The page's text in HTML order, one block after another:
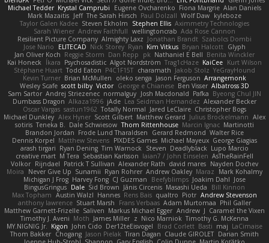
Michael Tedder Krystal Camprubi Eugene Ovcharenko Fiona Margrie Alan Daniels
Mark Mazaitis Jeff The Sarah Hirsch Paul Dolzall Wolf Daw kyleboze
Taylor Galen Kadee Steven Ekholm Stephen Ellis Aximmetry Technologies
Sarah Wiener Andrew Faithfull wellingtoncrab Ada Rose Cannon
Resilient Picture Company Almighty Laxz Jonathan Brandt Szabolcs Dombi
Jose Nario
ELITECAD Nick Storey Ryan Kim Vitkus Bryan Halcott Glyph
Jan Oliver Koch Reggie Storm Dan Repp pk Nathaniel E Bell Benita Winckler
Kai Honeck
Íkara Psychosadistic Algot Nordström Trag1cHaze KaiCee Kurt Wilson
Stéphane Huart Todd Eaton P4C1F15T charamath Jakob Stolz YeGrayHound
Kevin Turner Brian McMullen oleko senga Jason Ferguson Arrangemonk
Wesley Scafe scott bilby Victor George e Chianese Ben Visser Albatross 3D
Sam Sartor Andrej Striezenec normalguy Josh Macdonald Pafka Byeong Chul JIN
Dumbass Dragon Alkaza1996 jAde Lea Seidman Hernandez Alexander Becker
Oscar Vargas sastun1962 Totally Normal Jared LeClaire Christopher Bogs
Michael Dunkley Alex Hyner Scott Gilbert Matthew Gerard Julius Brockelmann Alex
sotiris Teneka B. Dale Schwiesow Thom Rittenhouse Marcin Ignac Martinotti
Brandon Jordan Frode Lund Tharaldsen Gerard Redmond Walter Rice
Dennis Korpel Matthew Stevens PIXDES Games Michael Mayeux George Giagias
arash tirgari Ryan Dening Tim Warnock Steven Deadlyblack Lupo Marcio
creative mart M Tera Sebastian Karlsson Iaian7 / John Einselen AsTheRainFell
Volkor Rijndael Patrick T Sullivan Alexander Rath david mares Nayden Dochev
Moira
Never Give Up Sunamii Ryan Rohrer Andrew Oakley Maraz
Mark Kohalmy
Michigan J Frog Harvey Fong CJ Guzman Beefyblimps Joakim Dahl Jose
BingusGringus Dale Sid Brown Jānis Circenis Masashi Ueda
Bill Kinnon
Max Topham Austin Walzl Hannes Rens Bais qualtro Piotr Andrew Stevenson
anthony lawrence Stuart Marsh Frans Verbaas Adam Murtomaa Phil Galler
Matthew Garnett-Frizelle Saliven Markus Michael Egger Andrew J Caramel the Vixen
Timothy J. Aveni Moth James Miller z Nico Marniok Timothy G. McKenna
MY.NIGNIG Jr.
Kigon John Cido Der12teEisvogel Brad Corlett Basti maj LaCimaise
Thom Bakker Chogang Jason Pielak Tiran Dagan Claude GIROLET Darian Smith